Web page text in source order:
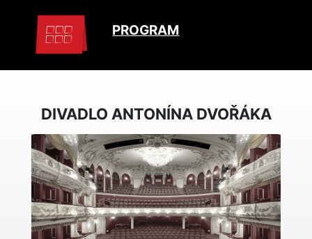
PROGRAM
DIVADLO ANTONÍNA DVOŘÁKA